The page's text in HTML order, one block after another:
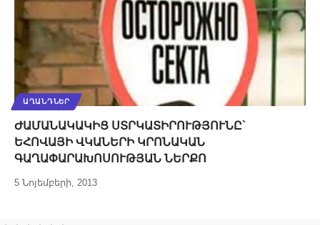
ԱՂԱՆԴՆԵՐ
ԺԱՄԱՆԱԿԱԿԻՑ ՍՏՐԿԱՏԻՐՈՒԹՅՈՒՆԸ`
ԵՀՈՎԱՅԻ ՎԿԱՆԵՐԻ ԿՐՈՆԱԿԱՆ
ԳԱՂԱՓԱՐԱԽՈՍՈՒԹՅԱՆ ՆԵՐՔՈ
5 Նոյեմբերի, 2013